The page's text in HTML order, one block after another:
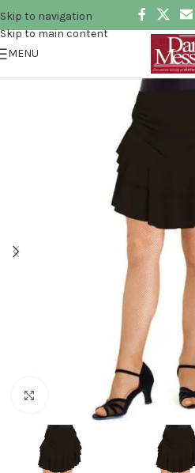
Skip to navigation
Skip to main content
MENU
Click to enlarge